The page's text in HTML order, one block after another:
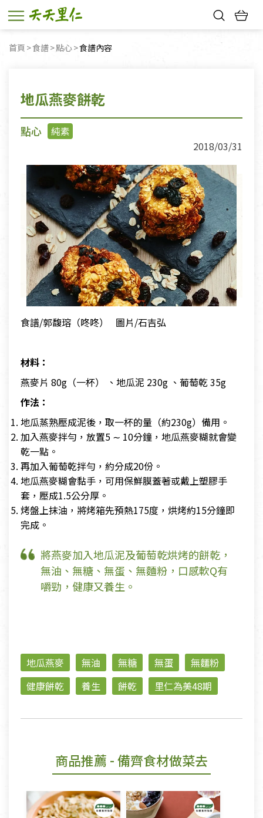
首頁 食譜 點心 目前頁面：
食譜內容
地瓜燕麥餅乾
點心
純素
2018/03/31
食譜/郭馥瑢（咚咚） 圖片/石吉弘
材料：
燕麥片 80g（一杯） 、地瓜泥 230g 、葡萄乾 35g
作法：
地瓜蒸熟壓成泥後，取一杯的量（約230g）備用。
加入燕麥拌勻，放置5 ∼ 10分鐘，地瓜燕麥糊就會變
乾一點。
再加入葡萄乾拌勻，約分成20份。
地瓜燕麥糊會黏手，可用保鮮膜蓋著或戴上塑膠手
套，壓成1.5公分厚。
烤盤上抹油，將烤箱先預熱175度，烘烤約15分鐘即
完成。
將燕麥加入地瓜泥及葡萄乾烘烤的餅乾，
無油、無糖、無蛋、無麵粉，口感軟Q有
嚼勁，健康又養生。
地瓜燕麥 無油 無糖 無蛋
無麵粉
健康餅乾
養生 餅乾 里仁為美48期
商品推薦 - 備齊食材做菜去